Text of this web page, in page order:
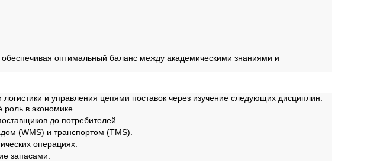
, обеспечивая оптимальный баланс между академическими знаниями и
и управления цепями поставок через изучение следующих дисциплин:
в экономике.
до потребителей.
(WMS) и транспортом (TMS).
операциях.
запасами.